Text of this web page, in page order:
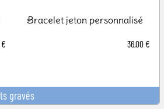
Bracelet jeton personnalisé
36,00 €
gravés